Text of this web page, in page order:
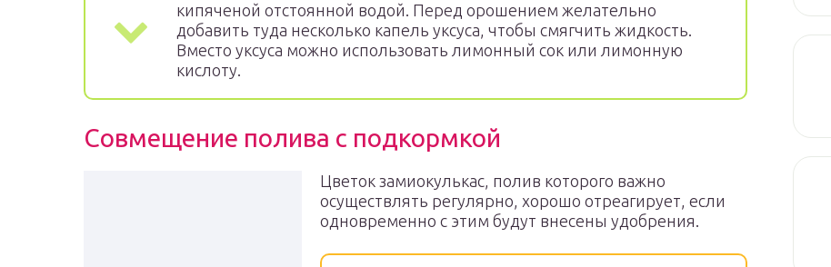
кипяченой отстоянной водой. Перед орошением желательно
добавить туда несколько капель уксуса, чтобы смягчить жидкость.
Вместо уксуса можно использовать лимонный сок или лимонную
кислоту.
Совмещение полива с подкормкой
Цветок замиокулькас, полив которого важно
осуществлять регулярно, хорошо отреагирует, если
одновременно с этим будут внесены удобрения.